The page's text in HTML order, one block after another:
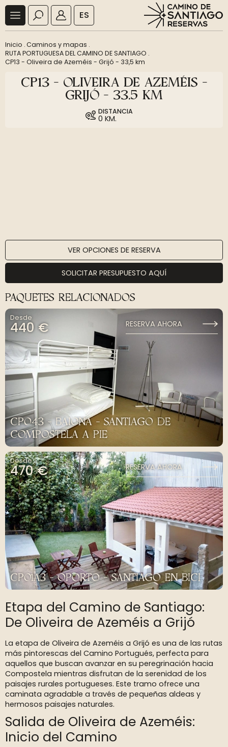
ES
Inicio .Caminos y mapas .
RUTA PORTUGUESA DEL CAMINO DE SANTIAGO .
CP13 - Oliveira de Azeméis - Grijó - 33,5 km
CP13 - OLIVEIRA DE AZEMÉIS -
GRIJÓ - 33,5 KM
DISTANCIA
0 KM.
VER OPCIONES DE RESERVA
SOLICITAR PRESUPUESTO AQUÍ
PAQUETES RELACIONADOS
Desde
440 € RESERVA AHORA
CP043 - BAIONA - SANTIAGO DE
COMPOSTELA A PIE
Desde
470 € RESERVA AHORA
CP01A3 - OPORTO - SANTIAGO EN BICI
Etapa del Camino de Santiago:
De Oliveira de Azeméis a Grijó
La etapa de Oliveira de Azeméis a Grijó es una de las rutas
más pintorescas del Camino Portugués, perfecta para
aquellos que buscan avanzar en su peregrinación hacia
Compostela mientras disfrutan de la serenidad de los
paisajes rurales portugueses. Este tramo ofrece una
caminata agradable a través de pequeñas aldeas y
hermosos paisajes naturales.
Salida de Oliveira de Azeméis:
Inicio del Camino